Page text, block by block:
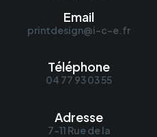
Email
printdesign@i-c-e.fr
Téléphone
04 77 93 03 55
Adresse
7-11 Rue de la